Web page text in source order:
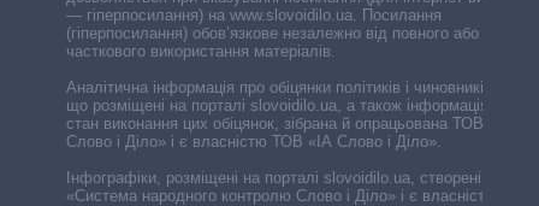
— гіперпосилання) на www.slovoidilo.ua. Посилання
(гіперпосилання) обов’язкове незалежно від повного або
часткового використання матеріалів.
Аналітична інформація про обіцянки політиків і чиновників,
що розміщені на порталі slovoidilo.ua, а також інформація про
стан виконання цих обіцянок, зібрана й опрацьована ТОВ «ІА
Слово і Діло» і є власністю ТОВ «ІА Слово і Діло».
Інфографіки, розміщені на порталі slovoidilo.ua, створені ГО
«Система народного контролю Слово і Діло» і є власністю